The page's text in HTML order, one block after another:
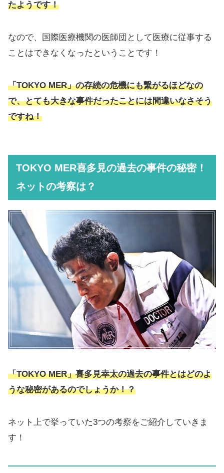
たようです！
なので、国際医療機関の医師団として医療に従事する
ことはできなくなったということです！
「TOKYO MER」の存続の危機にも繋がるほどなの
で、とても大きな事件だったことには間違いなさそう
ですね！
TOKYO MER喜多見の過去の事件の秘密！
ネットの考察は？
「TOKYO MER」喜多見幸太の過去の事件とはどのよ
うな秘密があるのでしょうか！？
ネット上で挙っていた3つの考察をご紹介していきま
す！